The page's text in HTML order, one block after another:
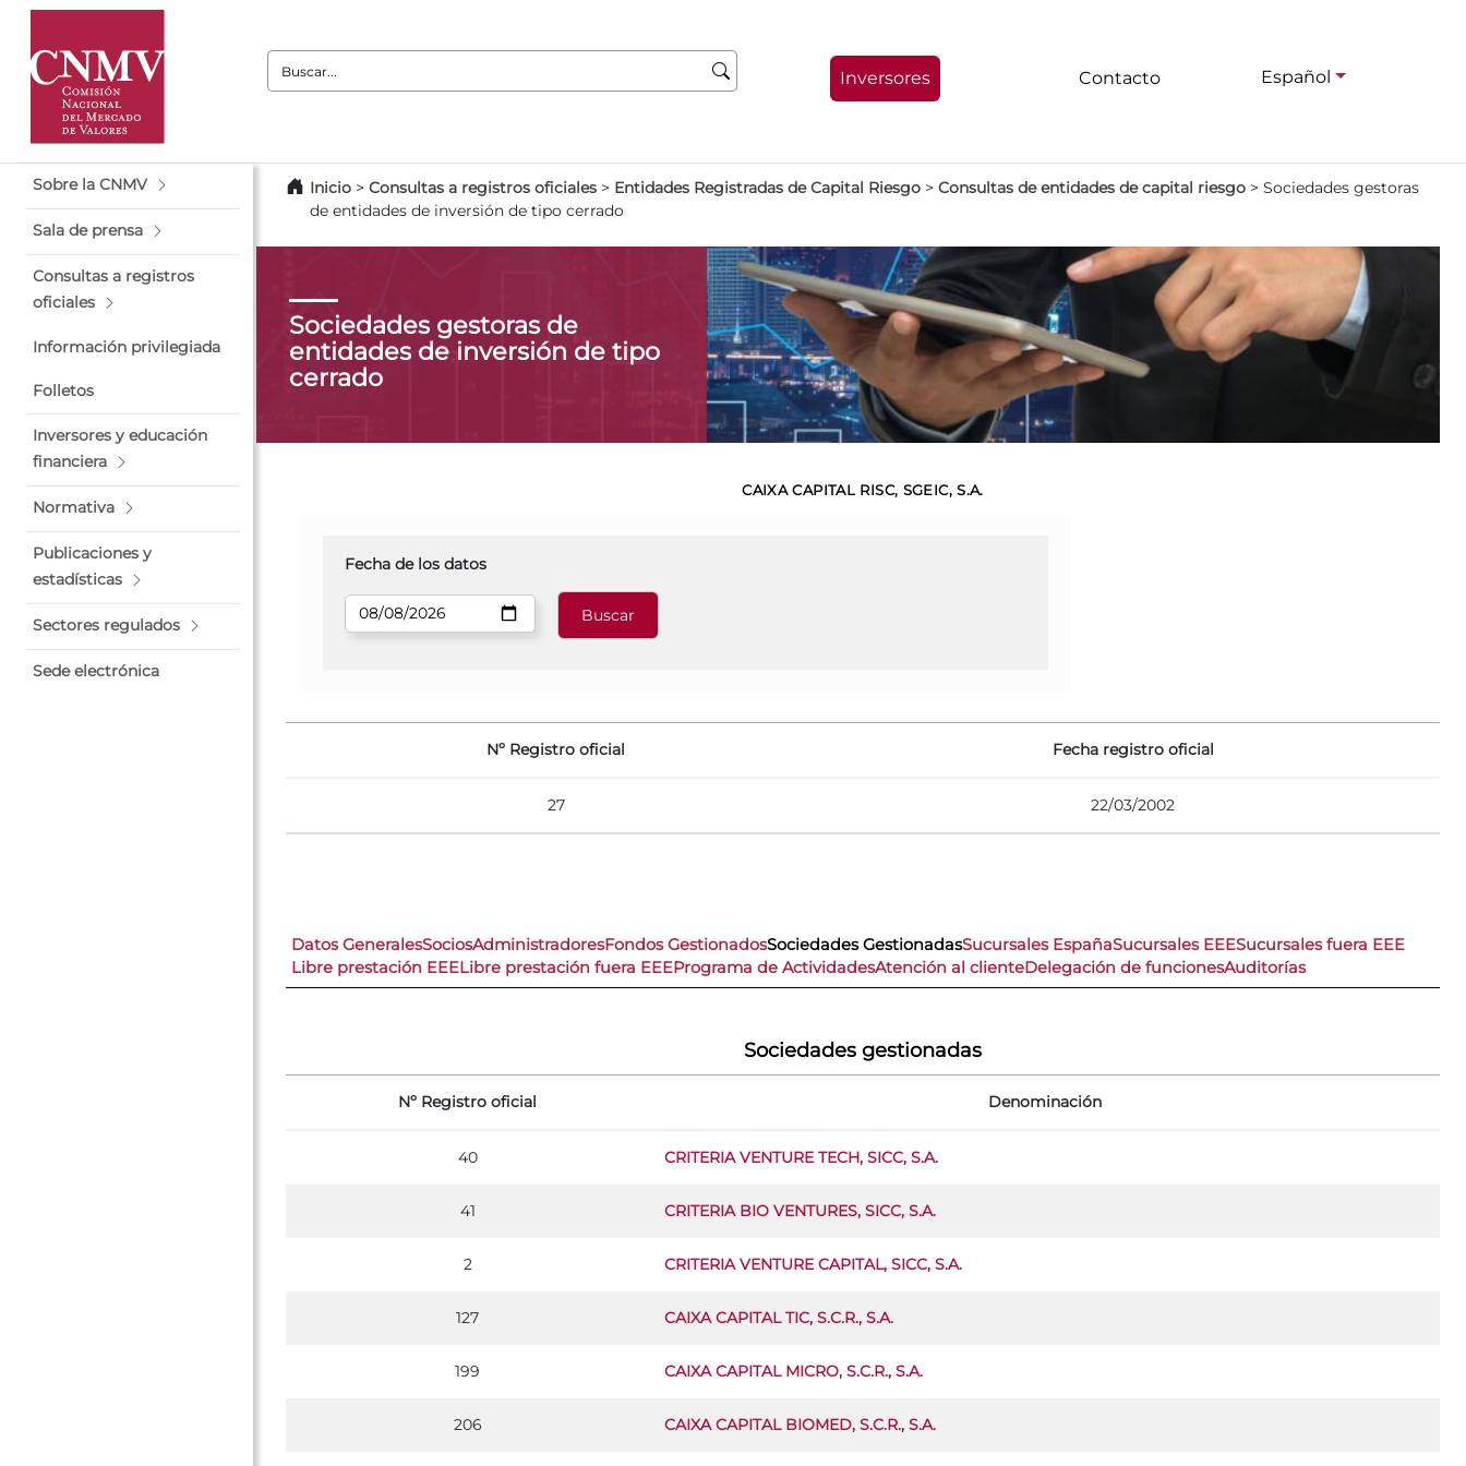
Buscar:
Inversores Contacto Español
Sobre la CNMV
Sala de prensa
Consultas a registros
oficiales
Información privilegiada
Folletos
Inversores y educación
financiera
Normativa
Publicaciones y
estadísticas
Sectores regulados
Sede electrónica
Inicio > Consultas a registros oficiales > Entidades Registradas de Capital Riesgo > Consultas de entidades de capital riesgo > Sociedades gestoras
de entidades de inversión de tipo cerrado
Sociedades gestoras de
entidades de inversión de tipo
cerrado
CAIXA CAPITAL RISC, SGEIC, S.A.
Fecha de los datos
Nº Registro oficial Fecha registro oficial
27 22/03/2002
Datos GeneralesSociosAdministradoresFondos GestionadosSociedades GestionadasSucursales EspañaSucursales EEESucursales fuera EEE
Libre prestación EEELibre prestación fuera EEEPrograma de ActividadesAtención al clienteDelegación de funcionesAuditorías
Sociedades gestionadas
Nº Registro oficial Denominación
40 CRITERIA VENTURE TECH, SICC, S.A.
41 CRITERIA BIO VENTURES, SICC, S.A.
2 CRITERIA VENTURE CAPITAL, SICC, S.A.
127 CAIXA CAPITAL TIC, S.C.R., S.A.
199 CAIXA CAPITAL MICRO, S.C.R., S.A.
206 CAIXA CAPITAL BIOMED, S.C.R., S.A.